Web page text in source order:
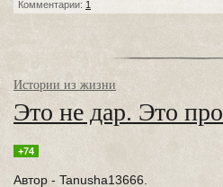
Комментарии: 1
Истории из жизни
Это не дар. Это
+74
Автор - Tanusha13666.